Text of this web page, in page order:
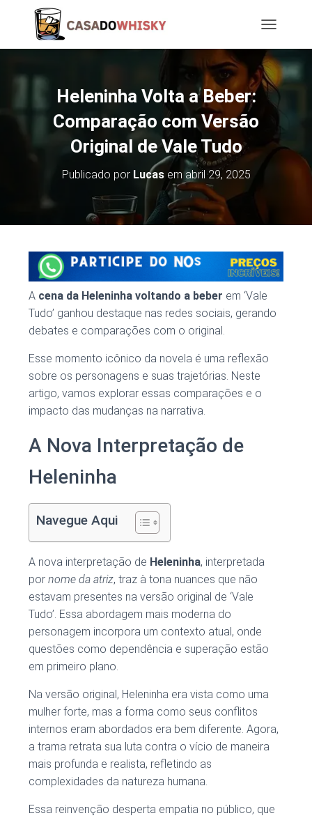
O
G
G
L
E
Heleninha Volta a Beber:
Comparação com Versão
Original de Vale Tudo
Publicado por Lucasemabril 29, 2025
A cena da Heleninha voltando a beber em ‘Vale
Tudo’ ganhou destaque nas redes sociais, gerando
debates e comparações com o original.
Esse momento icônico da novela é uma reflexão
sobre os personagens e suas trajetórias. Neste
artigo, vamos explorar essas comparações e o
impacto das mudanças na narrativa.
A Nova Interpretação de
Heleninha
Navegue Aqui
A nova interpretação de Heleninha, interpretada
por nome da atriz, traz à tona nuances que não
estavam presentes na versão original de ‘Vale
Tudo’. Essa abordagem mais moderna do
personagem incorpora um contexto atual, onde
questões como dependência e superação estão
em primeiro plano.
Na versão original, Heleninha era vista como uma
mulher forte, mas a forma como seus conflitos
internos eram abordados era bem diferente. Agora,
a trama retrata sua luta contra o vício de maneira
mais profunda e realista, refletindo as
complexidades da natureza humana.
Essa reinvenção desperta empatia no público, que